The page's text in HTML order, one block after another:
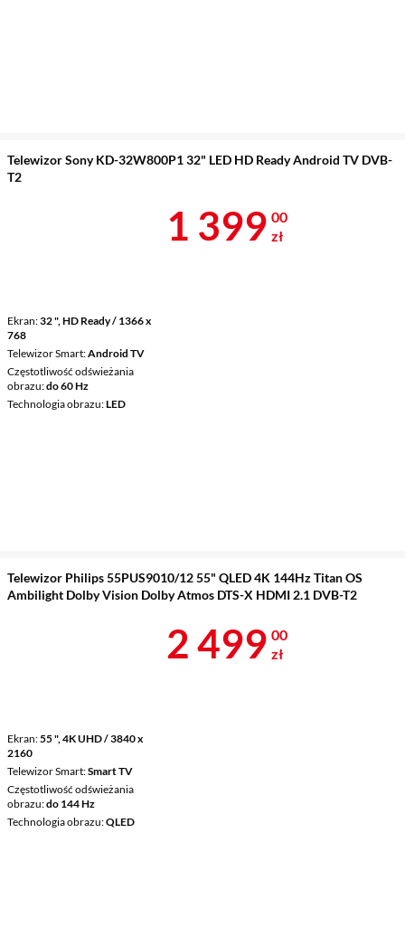
Telewizor Sony KD-32W800P1 32" LED HD Ready Android TV DVB-
T2
Ekran 32 ", HD Ready / 1366 x
768
Telewizor Smart Android TV
Częstotliwość odświeżania
obrazu do 60 Hz
Technologia obrazu LED
Cena 1 399 zł
1 399 00
zł
Telewizor Philips 55PUS9010/12 55" QLED 4K 144Hz Titan OS
Ambilight Dolby Vision Dolby Atmos DTS-X HDMI 2.1 DVB-T2
Ekran 55 ", 4K UHD / 3840 x
2160
Telewizor Smart Smart TV
Częstotliwość odświeżania
obrazu do 144 Hz
Technologia obrazu QLED
Cena 2 499 zł
2 499 00
zł